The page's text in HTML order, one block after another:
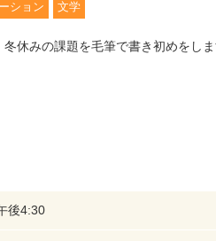
ション 文学
休みの課題を毛筆で書き初めをし
後4:30